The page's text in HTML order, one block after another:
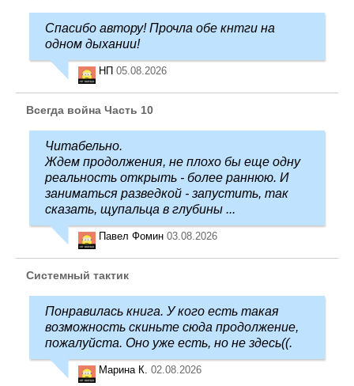
Спасибо автору! Прочла обе кнтги на
одном дыхании!
НП 05.08.2026
Всегда война Часть 10
Читабельно.
Ждем продолжения, не плохо бы еще одну
реальность открыть - более раннюю. И
заниматься разведкой - запустить, так
сказать, щупальца в глубины ...
Павел Фомин 03.08.2026
Системный тактик
Понравилась книга. У кого есть такая
возможность скиньте сюда продолжение,
пожалуйста. Оно уже есть, но не здесь((.
Марина К. 02.08.2026